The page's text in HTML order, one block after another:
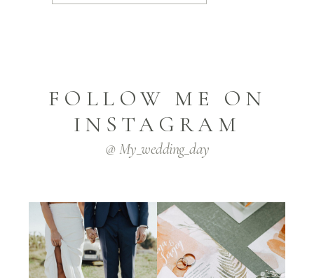
FOLLOW ME ON
INSTAGRAM
@ My_wedding_day